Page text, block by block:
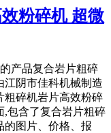
粉碎机 超微
产品复合岩片粗碎
江阴市佳科机械制造
粗碎机岩片高效粉碎
,包含了复合岩片粗碎
的图片、价格、报